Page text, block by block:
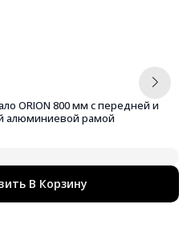
ORION 800 мм с передней и
алюминиевой рамой
В Корзину